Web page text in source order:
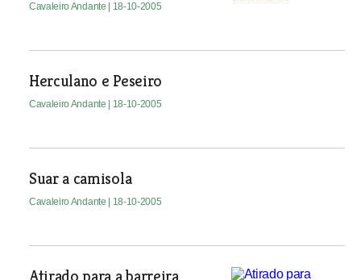
Cavaleiro Andante | 18-10-2005
Herculano e Peseiro
Cavaleiro Andante | 18-10-2005
Suar a camisola
Cavaleiro Andante | 18-10-2005